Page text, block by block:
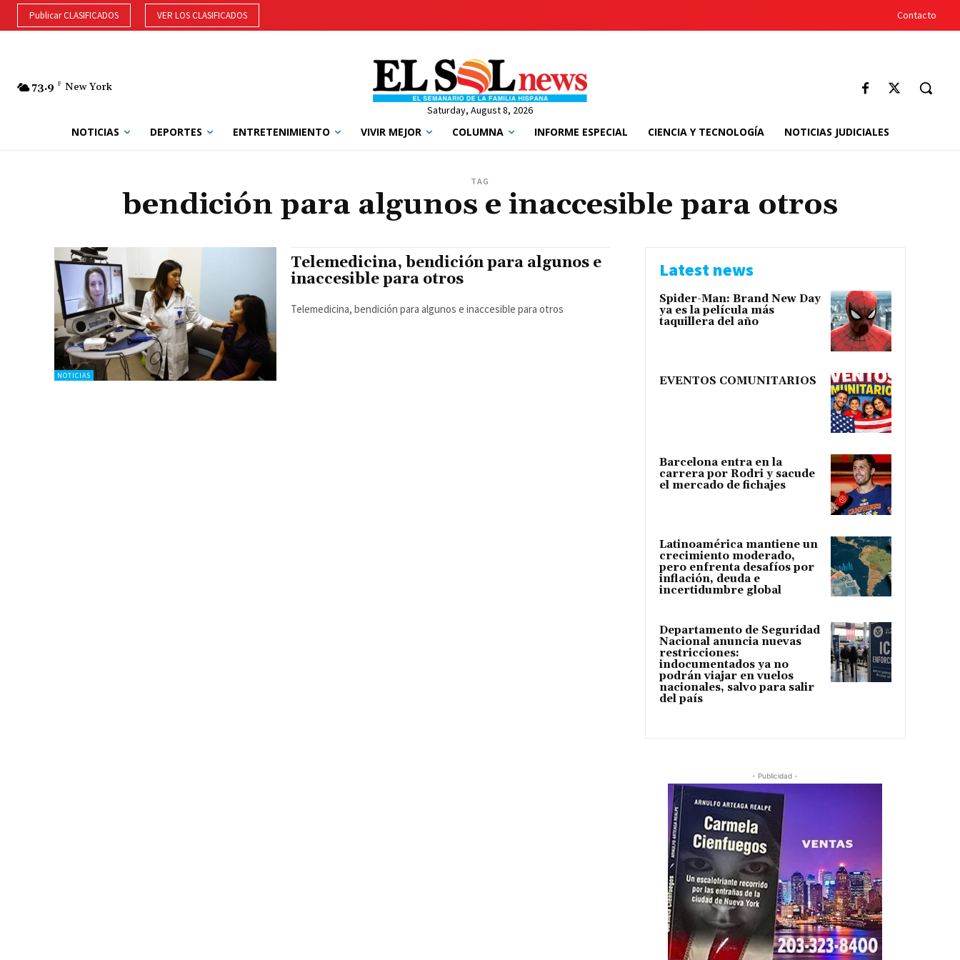
Publicar CLASIFICADOS VER LOS CLASIFICADOS Contacto
73.9 F New York
Saturday, August 8, 2026
NOTICIAS DEPORTES ENTRETENIMIENTO VIVIR MEJOR COLUMNA INFORME ESPECIAL CIENCIA Y TECNOLOGÍA NOTICIAS JUDICIALES
TAG
bendición para algunos e inaccesible para otros
NOTICIAS
Telemedicina, bendición para algunos e
inaccesible para otros
Telemedicina, bendición para algunos e inaccesible para otros
Latest news
Spider-Man: Brand New Day
ya es la película más
taquillera del año
EVENTOS COMUNITARIOS
Barcelona entra en la
carrera por Rodri y sacude
el mercado de fichajes
Latinoamérica mantiene un
crecimiento moderado,
pero enfrenta desafíos por
inflación, deuda e
incertidumbre global
Departamento de Seguridad
Nacional anuncia nuevas
restricciones:
indocumentados ya no
podrán viajar en vuelos
nacionales, salvo para salir
del país
- Publicidad -